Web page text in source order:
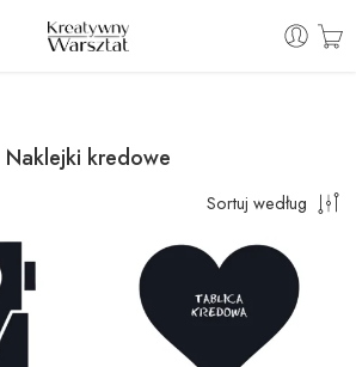
| T: +48 530 933 786
Naklejki kredowe
Sortuj według
40x43cm
60x65cm